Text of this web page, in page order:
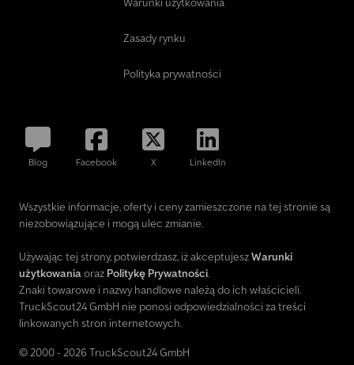
Zasady rynku
Polityka prywatności
Blog Facebook X LinkedIn
Wszystkie informacje, oferty i ceny zamieszczone na tej stronie są
niezobowiązujące i mogą ulec zmianie.
Używając tej strony, potwierdzasz, iż akceptujeszWarunki
użytkowaniaoraz Politykę Prywatności.
Znaki towarowe i nazwy handlowe należą do ich właścicieli.
TruckScout24 GmbH nie ponosi odpowiedzialności za treści
linkowanych stron internetowych.
© 2000 - 2026 TruckScout24 GmbH